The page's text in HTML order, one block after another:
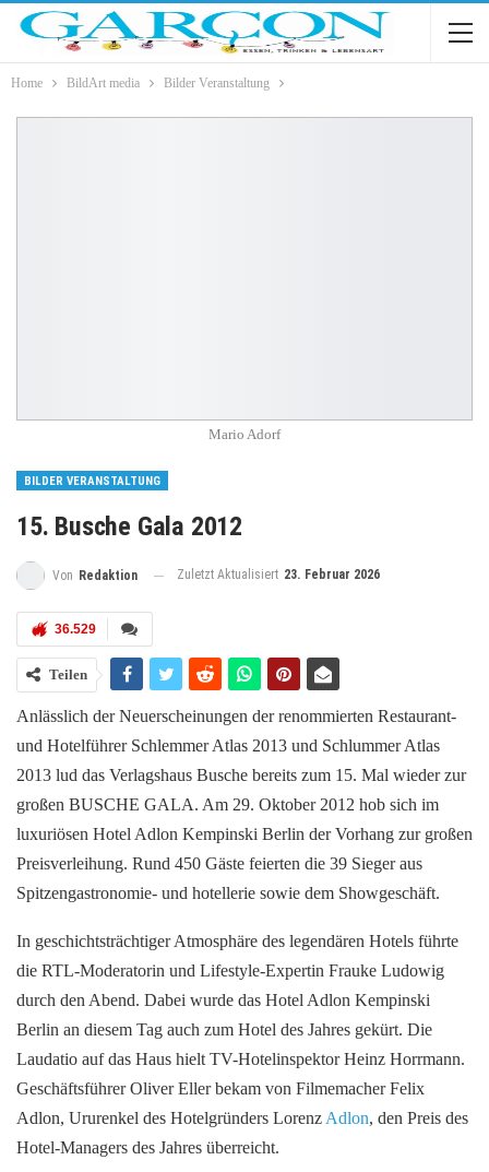
Home BildArt media Bilder Veranstaltung
Mario Adorf
BILDER VERANSTALTUNG
15. Busche Gala 2012
Von Redaktion Zuletzt Aktualisiert 23. Februar 2026
36.529
Teilen
Anlässlich der Neuerscheinungen der renommierten Restaurant-
und Hotelführer Schlemmer Atlas 2013 und Schlummer Atlas
2013 lud das Verlagshaus Busche bereits zum 15. Mal wieder zur
großen BUSCHE GALA. Am 29. Oktober 2012 hob sich im
luxuriösen Hotel Adlon Kempinski Berlin der Vorhang zur großen
Preisverleihung. Rund 450 Gäste feierten die 39 Sieger aus
Spitzengastronomie- und hotellerie sowie dem Showgeschäft.
In geschichtsträchtiger Atmosphäre des legendären Hotels führte
die RTL-Moderatorin und Lifestyle-Expertin Frauke Ludowig
durch den Abend. Dabei wurde das Hotel Adlon Kempinski
Berlin an diesem Tag auch zum Hotel des Jahres gekürt. Die
Laudatio auf das Haus hielt TV-Hotelinspektor Heinz Horrmann.
Geschäftsführer Oliver Eller bekam von Filmemacher Felix
Adlon, Ururenkel des Hotelgründers Lorenz Adlon, den Preis des
Hotel-Managers des Jahres überreicht.